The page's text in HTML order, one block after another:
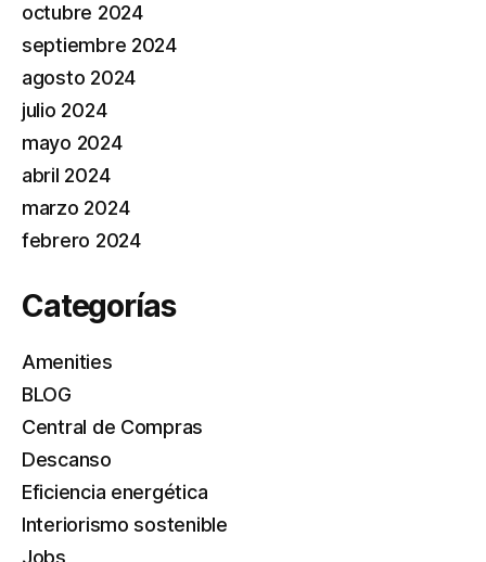
octubre 2024
septiembre 2024
agosto 2024
julio 2024
mayo 2024
abril 2024
marzo 2024
febrero 2024
Categorías
Amenities
BLOG
Central de Compras
Descanso
Eficiencia energética
Interiorismo sostenible